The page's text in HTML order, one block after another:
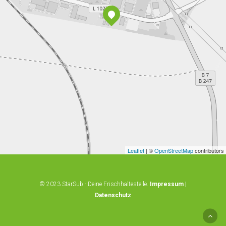
Leaflet | ©OpenStreetMapcontributors
© 2023 StarSub - Deine Frischhaltestelle. Impressum
Datenschutz